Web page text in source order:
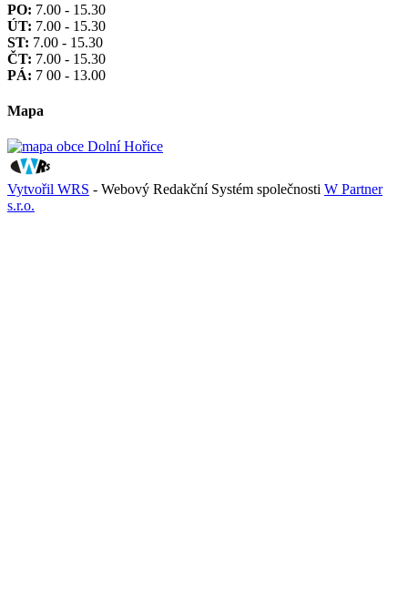
PO: 7.00 - 15.30
ÚT: 7.00 - 15.30
ST: 7.00 - 15.30
ČT: 7.00 - 15.30
PÁ: 7 00 - 13.00
Mapa
Vytvořil WRS - Webový Redakční Systém společnosti W Partner
s.r.o.